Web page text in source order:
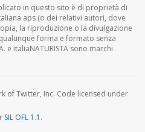
in questo sito è di proprietà di
aps (o dei relativi autori, dove
la riproduzione o la divulgazione
forma e formato senza
e italiaNATURISTA sono marchi
of Twitter, Inc. Code licensed under
SIL OFL 1.1 .